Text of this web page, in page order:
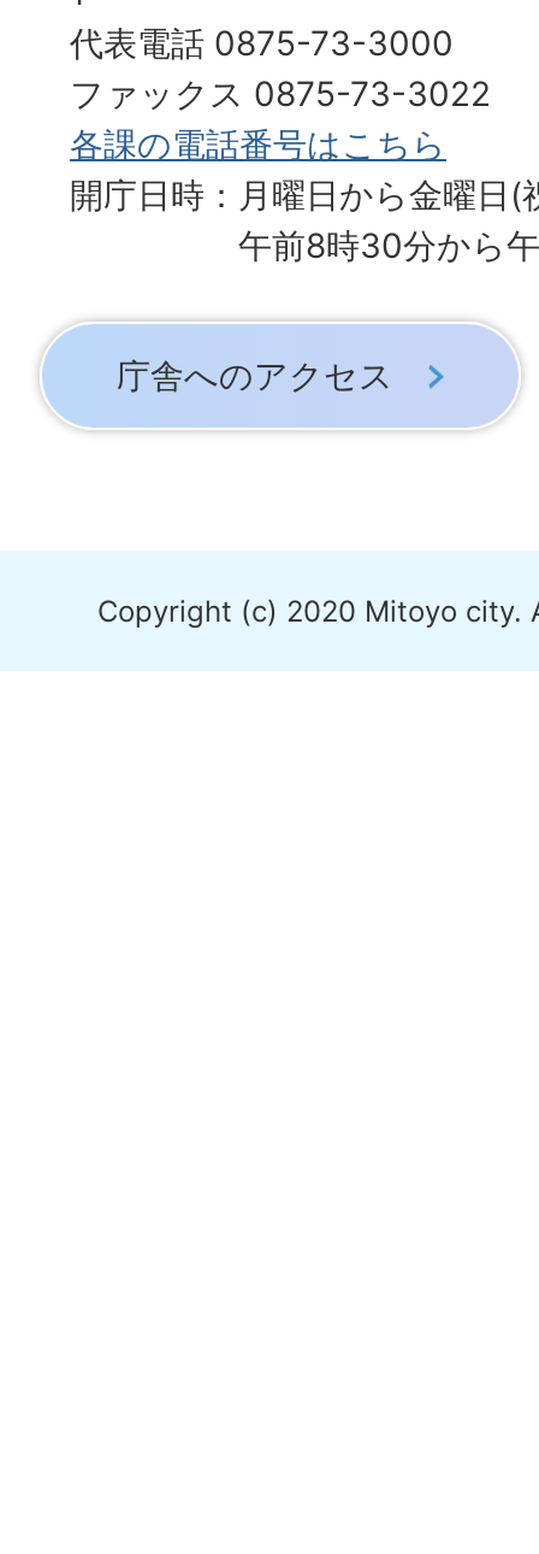
代表電話 0875-73-3000
ファックス 0875-73-3022
各課の電話番号はこちら
開庁日時：月曜日から金曜日(
午前8時30分から
庁舎へのアクセス
Copyright (c) 2020 Mitoyo city.